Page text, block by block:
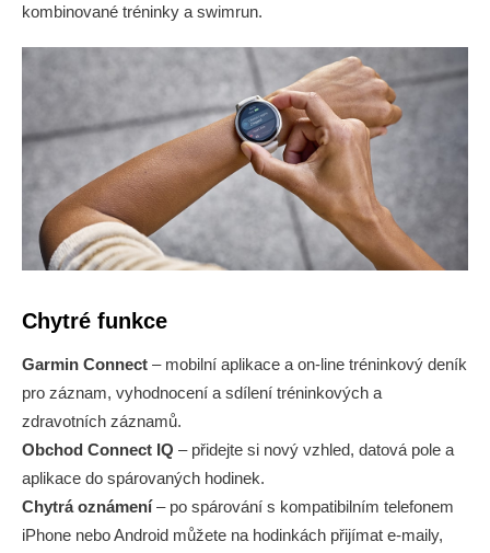
kombinované tréninky a swimrun.
Chytré funkce
Garmin Connect – mobilní aplikace a on-line tréninkový deník
pro záznam, vyhodnocení a sdílení tréninkových a
zdravotních záznamů.
Obchod Connect IQ – přidejte si nový vzhled, datová pole a
aplikace do spárovaných hodinek.
Chytrá oznámení– po spárování s kompatibilním telefonem
iPhone nebo Android můžete na hodinkách přijímat e-maily,